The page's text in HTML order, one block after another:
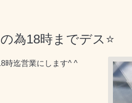
為18時までデス⭐️
時迄営業にします^ ^